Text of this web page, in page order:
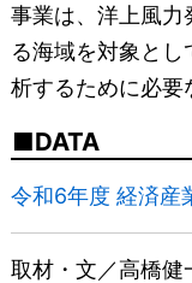
事業は、洋上風力
る海域を対象と
析するために必要
DATA
令和6年度 経済産
取材・文／高橋健